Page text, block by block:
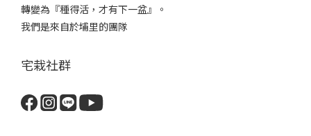
轉變為『種得活，才有下一盆』。
我們是來自於埔里的團隊
宅栽社群